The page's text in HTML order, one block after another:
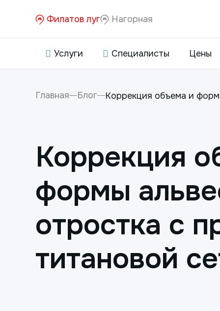
Филатов луг Нагорная
Услуги Специалисты Цены
Главная Блог Коррекция объема и
Коррекция
формы
отростка с
титановой